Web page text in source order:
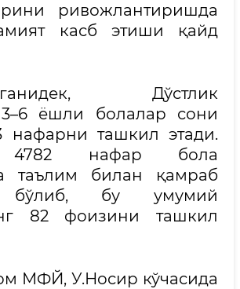
ривожлантиришда
касб этиши қайд
Дўстлик
ёшли болалар сони
нафарни ташкил этади.
4782 нафар бола
таълим билан қамраб
бўлиб, бу умумий
82 фоизини ташкил
МФЙ, У.Носир кўчасида